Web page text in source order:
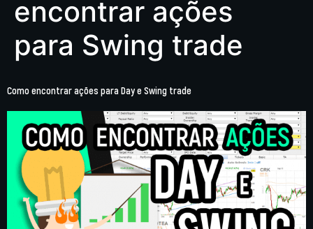
encontrar ações
para Swing trade
Como encontrar ações para Day e Swing trade